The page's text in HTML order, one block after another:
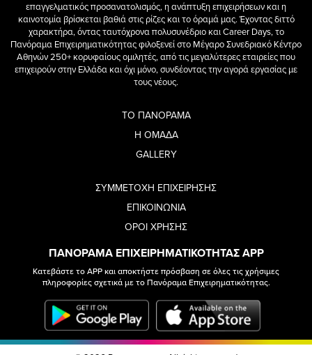
επαγγελματικός προσανατολισμός, η ανάπτυξη επιχειρήσεων και η
καινοτομία βρίσκεται βαθιά στις ρίζες και το όραμά μας. Έχοντας διττό
χαρακτήρα, όντας ταυτόχρονα πολυσυνέδριο και Career Days, το
Πανόραμα Επιχειρηματικότητας φιλοξενεί στο Μέγαρο Συνεδριακό Κέντρο
Αθηνών 250+ κορυφαίους ομιλητές, από τις μεγαλύτερες εταιρείες που
επιχειρούν στην Ελλάδα και όχι μόνο, συνδέοντας την αγορά εργασίας με
τους νέους.
ΤΟ ΠΑΝΟΡΑΜΑ
Η ΟΜΑΔΑ
GALLERY
ΣΥΜΜΕΤΟΧΗ ΕΠΙΧΕΙΡΗΣΗΣ
ΕΠΙΚΟΙΝΩΝΙΑ
ΟΡΟΙ ΧΡΗΣΗΣ
ΠΑΝΟΡΑΜΑ ΕΠΙΧΕΙΡΗΜΑΤΙΚΟΤΗΤΑΣ APP
Κατεβάστε το APP και αποκτήστε πρόσβαση σε όλες τις χρήσιμες
πληροφορίες σχετικά με το Πανόραμα Επιχειρηματικότητας.